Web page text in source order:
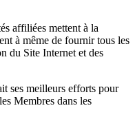
affiliées mettent à la
à même de fournir tous les
du Site Internet et des
ses meilleurs efforts pour
Membres dans les